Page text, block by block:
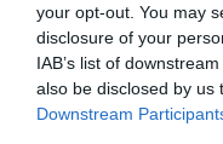
your opt-out. You may
disclosure of your
IAB’s list of
also be disclosed by us
Downstream